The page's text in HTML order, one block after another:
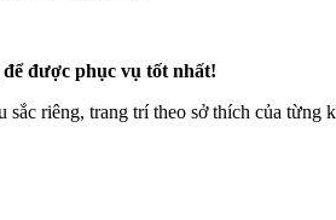
được phục vụ tốt nhất!
riêng, trang trí theo sở thích của từng